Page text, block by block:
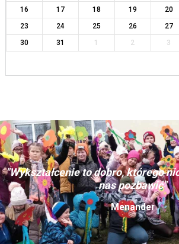
16
17 18 19 20
23
24 25 26 27
30
31 1 2 3
"Wykształcenie to dobro, którego
nas pozbawić"
Menander